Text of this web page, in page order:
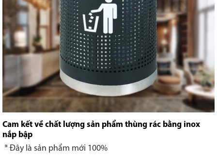
Cam kết về chất lượng sản phẩm thùng rác bằng inox
nắp bập
* Đây là sản phẩm mới 100%